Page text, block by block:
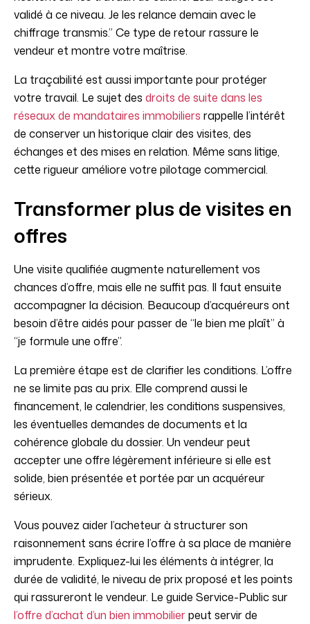
validé à ce niveau. Je les relance demain avec le
chiffrage transmis.” Ce type de retour rassure le
vendeur et montre votre maîtrise.
La traçabilité est aussi importante pour protéger
votre travail. Le sujet des droits de suite dans les
réseaux de mandataires immobiliers rappelle l’intérêt
de conserver un historique clair des visites, des
échanges et des mises en relation. Même sans litige,
cette rigueur améliore votre pilotage commercial.
Transformer plus de visites en
offres
Une visite qualifiée augmente naturellement vos
chances d’offre, mais elle ne suffit pas. Il faut ensuite
accompagner la décision. Beaucoup d’acquéreurs ont
besoin d’être aidés pour passer de “le bien me plaît” à
“je formule une offre”.
La première étape est de clarifier les conditions. L’offre
ne se limite pas au prix. Elle comprend aussi le
financement, le calendrier, les conditions suspensives,
les éventuelles demandes de documents et la
cohérence globale du dossier. Un vendeur peut
accepter une offre légèrement inférieure si elle est
solide, bien présentée et portée par un acquéreur
sérieux.
Vous pouvez aider l’acheteur à structurer son
raisonnement sans écrire l’offre à sa place de manière
imprudente. Expliquez-lui les éléments à intégrer, la
durée de validité, le niveau de prix proposé et les points
qui rassureront le vendeur. Le guide Service-Public sur
l’offre d’achat d’un bien immobilierpeut servir de